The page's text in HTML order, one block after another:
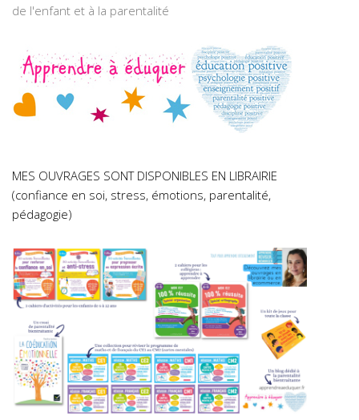
de l'enfant et à la parentalité
MES OUVRAGES SONT DISPONIBLES EN LIBRAIRIE
(confiance en soi, stress, émotions, parentalité,
pédagogie)